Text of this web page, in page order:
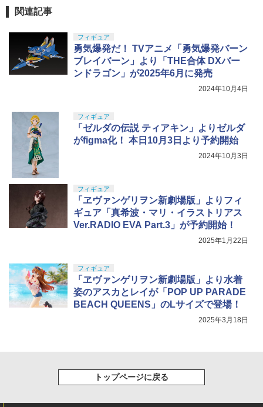
関連記事
フィギュア
勇気爆発だ！ TVアニメ「勇気爆発バーン
ブレイバーン」より「THE合体 DXバー
ンドラゴン」が2025年6月に発売
2024年10月4日
フィギュア
「ゼルダの伝説 ティアキン」よりゼルダ
がfigma化！ 本日10月3日より予約開始
2024年10月3日
フィギュア
「ヱヴァンゲリヲン新劇場版」よりフィ
ギュア「真希波・マリ・イラストリアス
Ver.RADIO EVA Part.3」が予約開始！
2025年1月22日
フィギュア
「ヱヴァンゲリヲン新劇場版」より水着
姿のアスカとレイが「POP UP PARADE
BEACH QUEENS」のLサイズで登場！
2025年3月18日
トップページに戻る